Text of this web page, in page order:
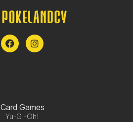
Card Games
Yu-Gi-Oh!